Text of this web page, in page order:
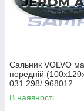
Сальник VOLVO
передній
031.298/ 968012
В наявності